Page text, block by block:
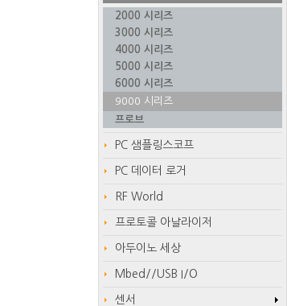
2000 시리즈
3000 시리즈
4000 시리즈
5000 시리즈
6000 시리즈
9000 시리즈
프로브
PC 샘플링스코프
PC 데이터 로거
RF World
프로토콜 아날라이저
아두이노 세상
Mbed//USB I/O
센서